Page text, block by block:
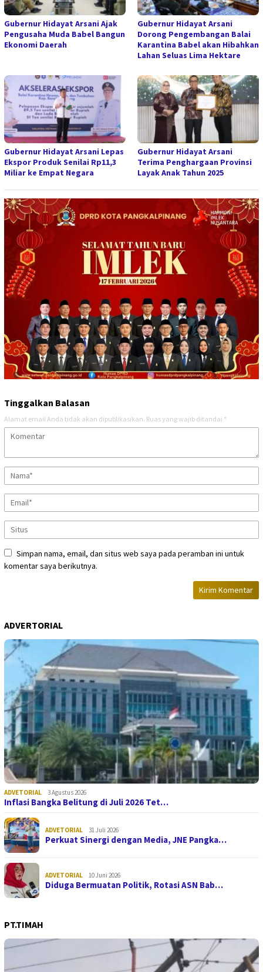
Gubernur Hidayat Arsani Ajak
Pengusaha Muda Babel Bangun
Ekonomi Daerah
Gubernur Hidayat Arsani
Dorong Pengembangan Balai
Karantina Babel akan Hibahkan
Lahan Seluas Lima Hektare
Gubernur Hidayat Arsani Lepas
Ekspor Produk Senilai Rp11,3
Miliar ke Empat Negara
Gubernur Hidayat Arsani
Terima Penghargaan Provinsi
Layak Anak Tahun 2025
Tinggalkan Balasan
Alamat email Anda tidak akan dipublikasikan. Ruas yang wajib ditandai *
Simpan nama, email, dan situs web saya pada peramban ini untuk
komentar saya berikutnya.
ADVERTORIAL
ADVETORIAL 3 Agustus 2026
Inflasi Bangka Belitung di Juli 2026 Tet…
ADVETORIAL 31 Juli 2026
Perkuat Sinergi dengan Media, JNE Pangka…
ADVETORIAL 10 Juni 2026
Diduga Bermuatan Politik, Rotasi ASN Bab…
PT.TIMAH